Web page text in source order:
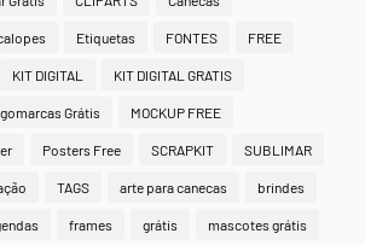
Etiquetas FONTES FREE
KIT DIGITAL KIT DIGITAL GRATIS
Grátis MOCKUP FREE
Posters Free SCRAPKIT SUBLIMAR
TAGS arte para canecas brindes
frames grátis mascotes grátis